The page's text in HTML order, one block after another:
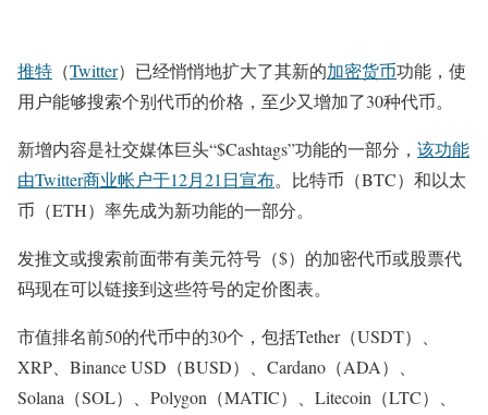
推特 （Twitter）已经悄悄地扩大了其新的加密货币功能，使
用户能够搜索个别代币的价格，至少又增加了30种代币。
新增内容是社交媒体巨头“$Cashtags”功能的一部分， 该功能
由Twitter商业帐户于12月21日宣布。比特币（BTC）和以太
币（ETH）率先成为新功能的一部分。
发推文或搜索前面带有美元符号（$）的加密代币或股票代
码现在可以链接到这些符号的定价图表。
市值排名前50的代币中的30个，包括Tether（USDT）、
XRP、Binance USD（BUSD）、Cardano（ADA）、
Solana（SOL）、Polygon（MATIC）、Litecoin（LTC）、